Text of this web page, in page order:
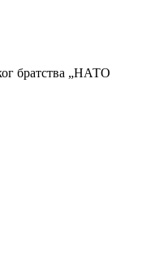
братства „НАТО